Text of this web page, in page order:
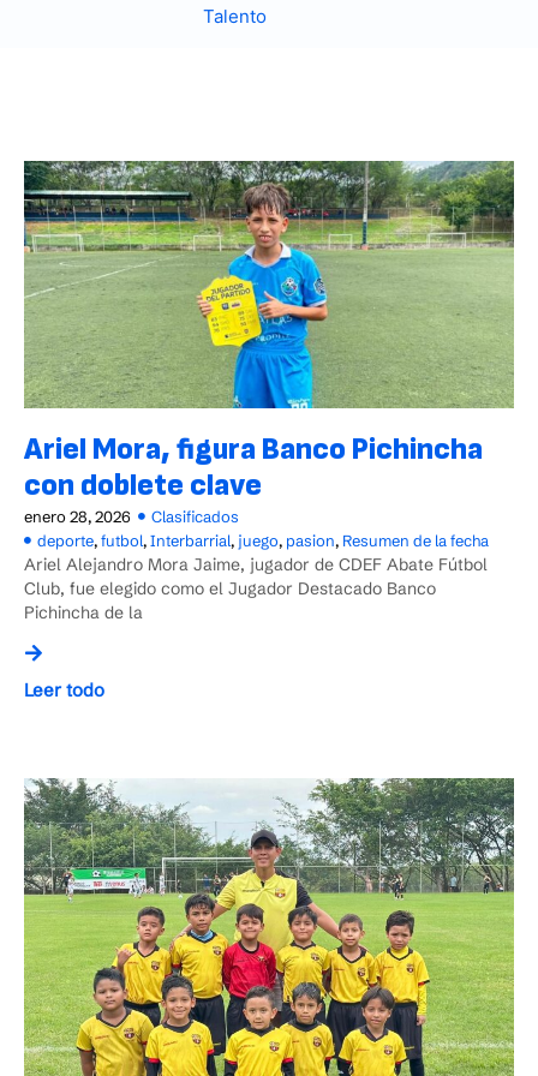
Talento
Ariel Mora, figura Banco Pichincha
con doblete clave
enero 28, 2026
Clasificados
deporte,futbol,Interbarrial, juego, pasion, Resumen de la fecha
Ariel Alejandro Mora Jaime, jugador de CDEF Abate Fútbol
Club, fue elegido como el Jugador Destacado Banco
Pichincha de la
Leer todo